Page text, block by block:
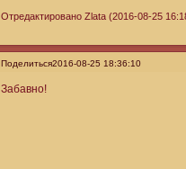
Отредактировано Zlata (2016-08-25
Поделиться2016-08-25 18:36:10
Забавно!